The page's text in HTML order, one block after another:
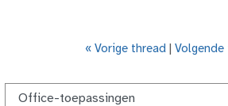
« Vorige thread| Volgende